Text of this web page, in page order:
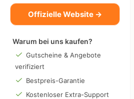
Offizielle Website →
Warum bei uns kaufen?
Gutscheine & Angebote
verifiziert
Bestpreis-Garantie
Kostenloser Extra-Support